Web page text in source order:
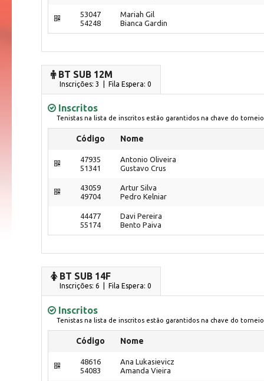
53047
54248
Mariah Gil
Bianca Gardin
BT SUB 12M
Inscrições: 3 | Fila Espera: 0
Inscritos
Tenistas na lista de inscritos estão garantidos na chave do torneio
Código Nome
47935
51341
Antonio Oliveira
Gustavo Crus
43059
49704
Artur Silva
Pedro Kelniar
44477
55174
Davi Pereira
Bento Paiva
BT SUB 14F
Inscrições: 6 | Fila Espera: 0
Inscritos
Tenistas na lista de inscritos estão garantidos na chave do torneio
Código Nome
48616
54083
Ana Lukasievicz
Amanda Vieira